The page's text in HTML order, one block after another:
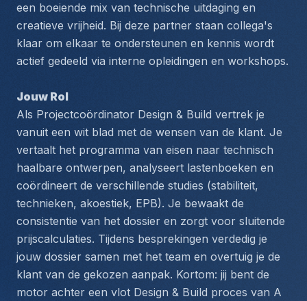
een boeiende mix van technische uitdaging en
creatieve vrijheid. Bij deze partner staan collega's
klaar om elkaar te ondersteunen en kennis wordt
actief gedeeld via interne opleidingen en workshops.
Jouw Rol
Als Projectcoördinator Design & Build vertrek je
vanuit een wit blad met de wensen van de klant. Je
vertaalt het programma van eisen naar technisch
haalbare ontwerpen, analyseert lastenboeken en
coördineert de verschillende studies (stabiliteit,
technieken, akoestiek, EPB). Je bewaakt de
consistentie van het dossier en zorgt voor sluitende
prijscalculaties. Tijdens besprekingen verdedig je
jouw dossier samen met het team en overtuig je de
klant van de gekozen aanpak. Kortom: jij bent de
motor achter een vlot Design & Build proces van A